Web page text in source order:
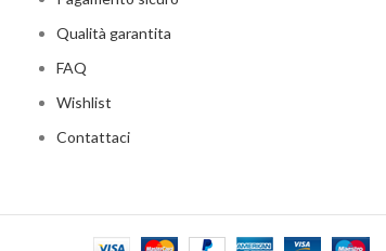
Qualità garantita
FAQ
Wishlist
Contattaci